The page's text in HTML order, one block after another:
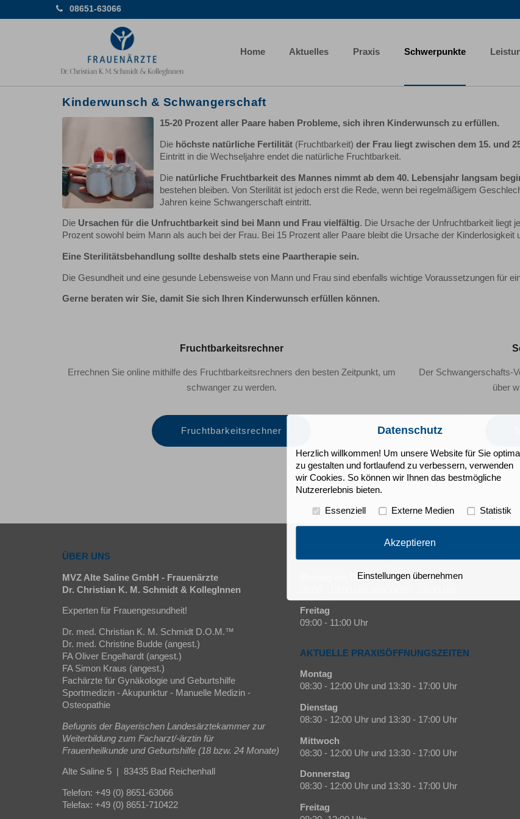
08651-63066
Home Aktuelles Praxis Schwerpunkte
Kinderwunsch & Schwangerschaft
15-20 Prozent aller Paare haben Probleme, sich ihren Kinderwunsch zu erfüllen.
Die höchste natürliche Fertilität (Fruchtbarkeit) der Frau liegt zwischen dem 15. und
Eintritt in die Wechseljahre endet die natürliche Fruchtbarkeit.
Die natürliche Fruchtbarkeit des Mannes nimmt ab dem 40. Lebensjahr langsam
bestehen bleiben. Von Sterilität ist jedoch erst die Rede, wenn bei regelmäßigem
Jahren keine Schwangerschaft eintritt.
Die Ursachen für die Unfruchtbarkeit sind bei Mann und Frau vielfältig. Die Ursache der Unfruchtbarkeit liegt
Prozent sowohl beim Mann als auch bei der Frau. Bei 15 Prozent aller Paare bleibt die Ursache der Kinderlosigkeit
Eine Sterilitätsbehandlung sollte deshalb stets eine Paartherapie sein.
Die Gesundheit und eine gesunde Lebensweise von Mann und Frau sind ebenfalls wichtige Voraussetzungen für
Gerne beraten wir Sie, damit Sie sich Ihren Kinderwunsch erfüllen können.
Fruchtbarkeitsrechner
Errechnen Sie online mithilfe des Fruchtbarkeitsrechners den besten Zeitpunkt, um
schwanger zu werden.
Fruchtbarkeitsrechner
Der Schwangerschafts-
über
ÜBER UNS
MVZ Alte Saline GmbH - Frauenärzte
Dr. Christian K. M. Schmidt & KollegInnen
Experten für Frauengesundheit!
Dr. med. Christian K. M. Schmidt D.O.M.™
Dr. med. Christine Budde (angest.)
FA Oliver Engelhardt (angest.)
FA Simon Kraus (angest.)
Fachärzte für Gynäkologie und Geburtshilfe
Sportmedizin - Akupunktur - Manuelle Medizin -
Osteopathie
Befugnis der Bayerischen Landesärztekammer zur
Weiterbildung zum Facharzt/-ärztin für
Frauenheilkunde und Geburtshilfe (18 bzw. 24 Monate)
Alte Saline 5 | 83435 Bad Reichenhall
Telefon: +49 (0) 8651-63066
Telefax: +49 (0) 8651-710422
Montag bis Donnerstag
Freitag
09:00 - 11:00 Uhr
AKTUELLE PRAXISÖFFNUNGSZEITEN
Montag
08:30 - 12:00 Uhr und 13:30 - 17:00 Uhr
Dienstag
08:30 - 12:00 Uhr und 13:30 - 17:00 Uhr
Mittwoch
08:30 - 12:00 Uhr und 13:30 - 17:00 Uhr
Donnerstag
08:30 - 12:00 Uhr und 13:30 - 17:00 Uhr
Freitag
Datenschutz
Herzlich willkommen! Um unsere Website für Sie optimal
zu gestalten und fortlaufend zu verbessern, verwenden
wir Cookies. So können wir Ihnen das bestmögliche
Nutzererlebnis bieten.
Essenziell Externe Medien Statistik
Akzeptieren
Einstellungen übernehmen